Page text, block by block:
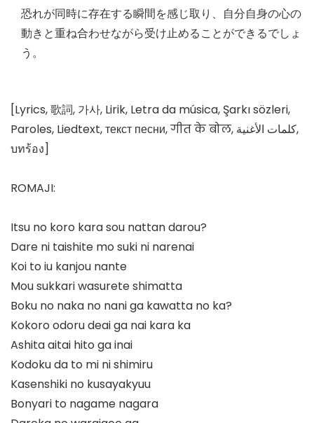
恐れが同時に存在する瞬間を感じ取り、自分自身の心の
動きと重ね合わせながら受け止めることができるでしょ
う。
[Lyrics, 歌詞, 가사, Lirik, Letra da música, Şarkı sözleri,
Paroles, Liedtext, текст песни, गीत के बोल, كلمات الأغنية,
บทร้อง]
ROMAJI:
Itsu no koro kara sou nattan darou?
Dare ni taishite mo suki ni narenai
Koi to iu kanjou nante
Mou sukkari wasurete shimatta
Boku no naka no nani ga kawatta no ka?
Kokoro odoru deai ga nai kara ka
Ashita aitai hito ga inai
Kodoku da to mi ni shimiru
Kasenshiki no kusayakyuu
Bonyari to nagame nagara